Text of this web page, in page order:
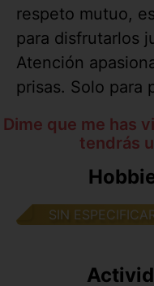
respeto mutuo,
para disfrutarlos
Atención
prisas. Solo para
Dime que me has
tendrás
SIN